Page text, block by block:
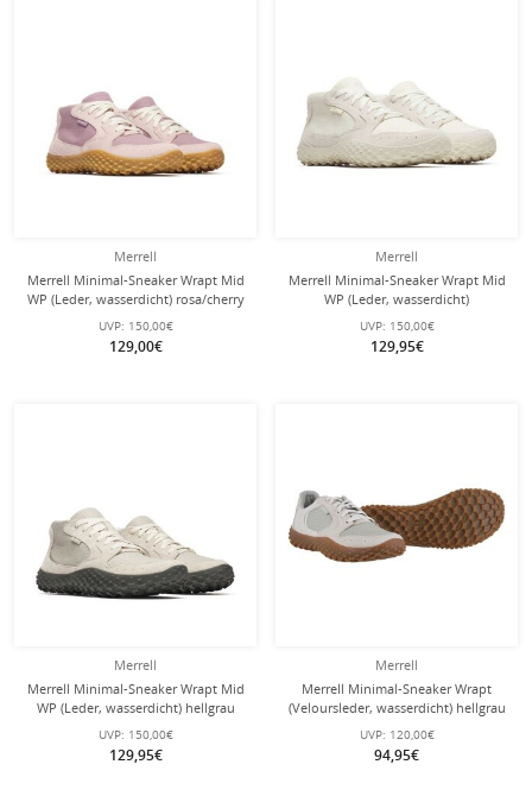
Merrell
Merrell Minimal-Sneaker Wrapt Mid
WP (Leder, wasserdicht) rosa/cherry
Damen
UVP: 150,00€
129,00€
Merrell
Merrell Minimal-Sneaker Wrapt Mid
WP (Leder, wasserdicht)
hellgrau/beige Damen
UVP: 150,00€
129,95€
Merrell
Merrell Minimal-Sneaker Wrapt Mid
WP (Leder, wasserdicht) hellgrau
Herren
UVP: 150,00€
129,95€
Merrell
Merrell Minimal-Sneaker Wrapt
(Veloursleder, wasserdicht) hellgrau
Damen
UVP: 120,00€
94,95€